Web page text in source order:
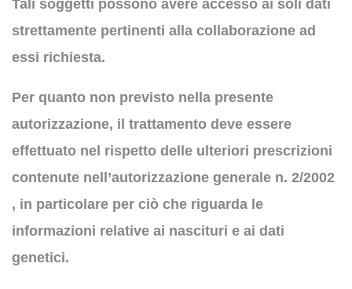
Tali soggetti possono avere accesso ai soli dati
strettamente pertinenti alla collaborazione ad
essi richiesta.
Per quanto non previsto nella presente
autorizzazione, il trattamento deve essere
effettuato nel rispetto delle ulteriori prescrizioni
contenute nell’autorizzazione generale n. 2/2002
, in particolare per ciò che riguarda le
informazioni relative ai nascituri e ai dati
genetici.